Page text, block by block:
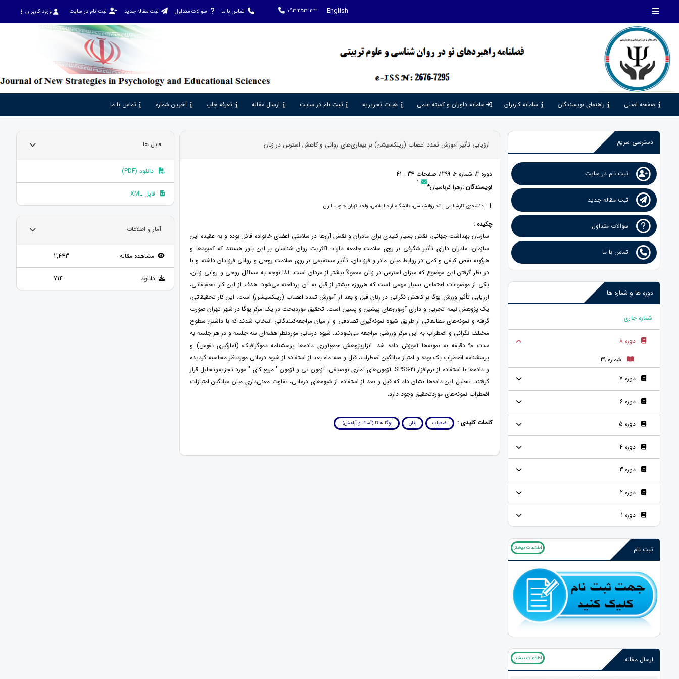
English
09222523133 تماس با ما سوالات متداول ثبت مقاله جدید ثبت نام در سایت ورود کاربران
صفحه اصلی راهنمای نویسندگان سامانه کاربران سامانه داوران و کمیته علمی هیات تحریریه ثبت نام در سایت ارسال مقاله تعرفه چاپ آخرین شماره تماس با ما
دسترسی سریع
ثبت نام در سایت
ثبت مقاله جدید
سوالات متداول
تماس با ما
دوره ها و شماره ها
شماره جاری
دوره 8
شماره 29
دوره 7
دوره 6
دوره 5
دوره 4
دوره 3
دوره 2
دوره 1
ثبت نام اطلاعات بیشتر
ارسال مقاله اطلاعات بیشتر
ارزیابی تأثیر آموزش تمدد اعصاب (ریلکسیشن) بر بیماری‌های روانی و کاهش استرس در زنان
دوره 3، شماره 6، 1399، صفحات 34 - 41
نویسندگان :زهرا کرباسیان* 1
1 - دانشجوی کارشناسی ارشد روانشناسی، دانشگاه آزاد اسلامی، واحد تهران جنوب، ایران
چکیده :
سازمان بهداشت جهانی، نقش بسیار کلیدی برای مادران و نقش آن‌ها در سلامتی اعضای خانواده قائل بوده و به عقیده این
سازمان، مادران دارای تأثیر شگرفی بر روی سلامت جامعه دارند. اکثریت روان شناسان بر این باور هستند که کمبودها و
هرگونه نقص کیفی و کمی در روابط میان مادر و فرزندان، تأثیر مستقیمی بر روی سلامت روحی و روانی فرزندان داشته و با
در نظر گرفتن این موضوع که میزان استرس در زنان معمولاً بیشتر از مردان است، لذا توجه به مسائل روحی و روانی زنان،
یکی از موضوعات اجتماعی بسیار مهمی است که هرروزه بیشتر از قبل به آن پرداخته می‌شود. هدف از این کار تحقیقاتی،
ارزیابی تأثیر ورزش یوگا بر کاهش نگرانی در زنان قبل و بعد از آموزش تمدد اعصاب (ریلکسیشن) است. این کار تحقیقاتی،
یک پژوهش نیمه تجربی و دارای آزمون‌های پیشین و پسین است. تحقیق موردبحث در یک مرکز یوگا در شهر تهران صورت
گرفته و نمونه‌های مطالعاتی از طریق شیوه نمونه‌گیری تصادفی و از میان مراجعه‌کنندگانی انتخاب شدند که با داشتن سطوح
مختلف نگرانی و اضطراب به این مرکز ورزشی مراجعه می‌نمودند. شیوه درمانی موردنظر هفته‌ای سه جلسه و در هر جلسه به
مدت 90 دقیقه به نمونه‌ها آموزش داده شد. ابزارپژوهش جمع‌آوری داده‌ها پرسشنامه دموگرافیک (آمارگیری نفوس) و
پرسشنامه اضطراب بک بوده و امتیاز میانگین اضطراب، قبل و سه ماه بعد از استفاده از شیوه درمانی موردنظر محاسبه گردیده
و داده‌ها با استفاده از نرم‌افزار SPSS-21، آزمون‌های آماری توصیفی، آزمون تی و آزمون " مربع کای " مورد تجزیه‌وتحلیل قرار
گرفتند. تحلیل این داده‌ها نشان داد که قبل و بعد از استفاده از شیوه‌های درمانی، تفاوت معنی‌داری میان میانگین امتیازات
اضطراب نمونه‌های موردتحقیق وجود دارد.
کلمات کلیدی : اضطراب زنان یوگا هاتا (آسانا و آرامش).
فایل ها
دانلود (PDF)
فایل XML
آمار و اطلاعات
مشاهده مقاله 2,443
دانلود 714